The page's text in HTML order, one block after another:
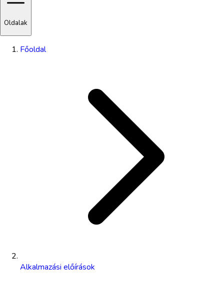
Oldalak
Főoldal
Alkalmazási előírások